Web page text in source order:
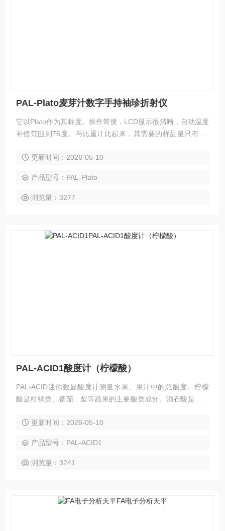
PAL-Plato麦芽汁数字手持袖珍折射仪
它以Plato作为其标度。操作简便，LCD显示很清晰，自动温度
补偿范围到75度。与比重计比起来，其需要的样品量只有0.3
更新时间：2026-05-10
产品型号：PAL-Plato
浏览量：3277
PAL-ACID1酸度计（柠檬酸）
PAL-ACID迷你数显酸度计测量水果、果汁中的总酸度。柠檬
酸是柑橘类、番茄、梨等蔬果的主要酸类成分。酒石酸是葡萄
要酸类。更新时间：2026-05-10
产品型号：PAL-ACID1
浏览量：3241